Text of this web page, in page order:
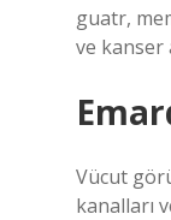
guatr,
ve kanser
Vücut
kanalları